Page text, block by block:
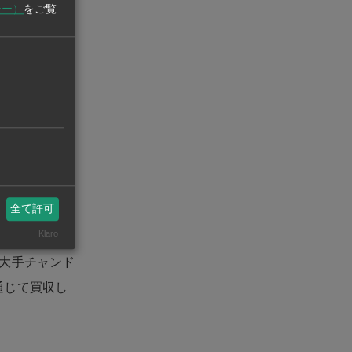
では日立イ
ける。工
いう。
また、西
つ。昨秋
手チャンド
て買収し
） をご覧
全て許可
Klaro